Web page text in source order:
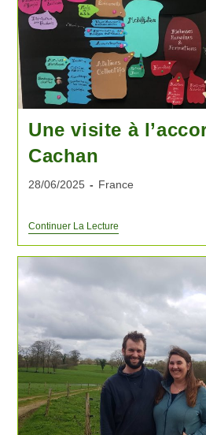
Une visite à
Cachan
28/06/2025 France
Continuer La Lecture